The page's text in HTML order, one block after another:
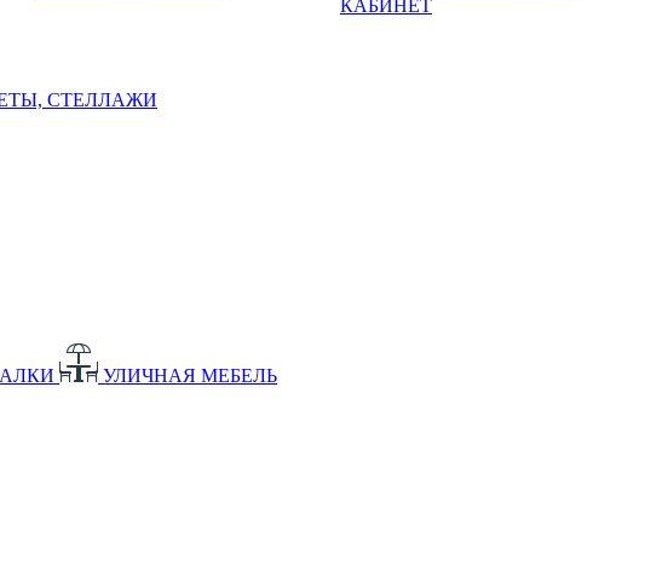
КАБИНЕТ
СТЕЛЛАЖИ
УЛИЧНАЯ МЕБЕЛЬ